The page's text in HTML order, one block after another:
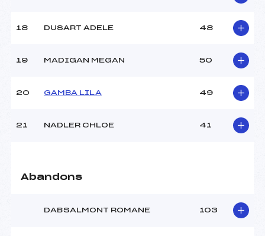
18 DUSART ADELE 48
19 MADIGAN MEGAN 50
20 GAMBA LILA 49
21 NADLER CHLOE 41
Abandons
DABSALMONT ROMANE 103